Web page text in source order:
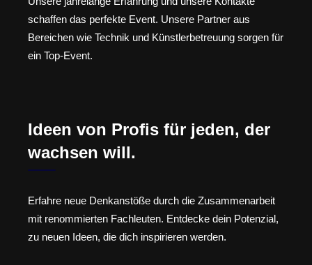
schaffen das perfekte Event. Unsere Partner aus
Bereichen wie Technik und Künstlerbetreuung sorgen für
ein Top-Event.
Ideen von Profis für jeden, der
wachsen will.
Erfahre neue Denkanstöße durch die Zusammenarbeit
mit renommierten Fachleuten. Entdecke dein Potenzial,
zu neuen Ideen, die dich inspirieren werden.